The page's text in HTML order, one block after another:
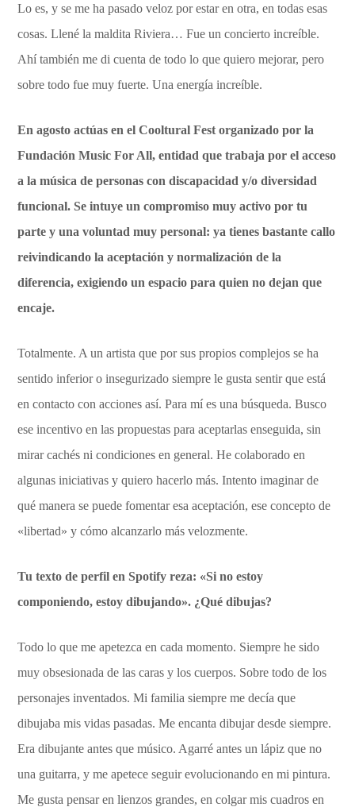
Lo es, y se me ha pasado veloz por estar en otra, en todas esas
cosas. Llené la maldita Riviera… Fue un concierto increíble.
Ahí también me di cuenta de todo lo que quiero mejorar, pero
sobre todo fue muy fuerte. Una energía increíble.
En agosto actúas en el Cooltural Fest organizado por la
Fundación Music For All, entidad que trabaja por el acceso
a la música de personas con discapacidad y/o diversidad
funcional. Se intuye un compromiso muy activo por tu
parte y una voluntad muy personal: ya tienes bastante callo
reivindicando la aceptación y normalización de la
diferencia, exigiendo un espacio para quien no dejan que
encaje.
Totalmente. A un artista que por sus propios complejos se ha
sentido inferior o insegurizado siempre le gusta sentir que está
en contacto con acciones así. Para mí es una búsqueda. Busco
ese incentivo en las propuestas para aceptarlas enseguida, sin
mirar cachés ni condiciones en general. He colaborado en
algunas iniciativas y quiero hacerlo más. Intento imaginar de
qué manera se puede fomentar esa aceptación, ese concepto de
«libertad» y cómo alcanzarlo más velozmente.
Tu texto de perfil en Spotify reza: «Si no estoy
componiendo, estoy dibujando». ¿Qué dibujas?
Todo lo que me apetezca en cada momento. Siempre he sido
muy obsesionada de las caras y los cuerpos. Sobre todo de los
personajes inventados. Mi familia siempre me decía que
dibujaba mis vidas pasadas. Me encanta dibujar desde siempre.
Era dibujante antes que músico. Agarré antes un lápiz que no
una guitarra, y me apetece seguir evolucionando en mi pintura.
Me gusta pensar en lienzos grandes, en colgar mis cuadros en